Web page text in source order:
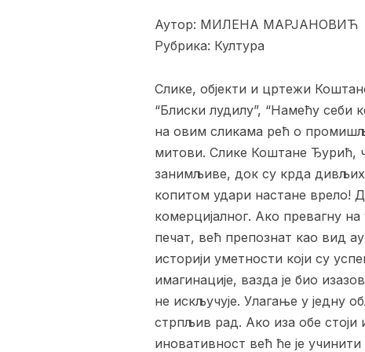
Аутор: МИЛЕНА МАРЈАНОВИЋ
Рубрика: Култура
Слике, објекти и цртежи
“Блиски лудилу”, “Намећу себи
на овим сликама рећ о
митови. Слике Коштане Ђурић,
занимљиве, док су крда дивљих
копитом удари настане врело!
комерцијалног. Ако превагну
печат, већ препознат као вид
историји уметности који су
имагинације, вазда је био
не искључује. Улагање у једну
стрпљив рад. Ако иза обе
иновативност већ ће је